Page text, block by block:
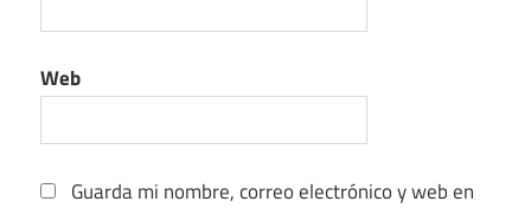
Web
Guarda mi nombre, correo electrónico y web en